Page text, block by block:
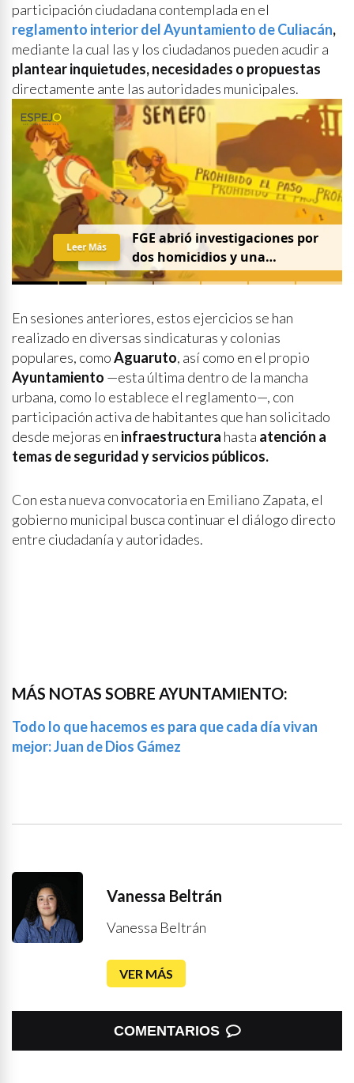
participación ciudadana contemplada en el
reglamento interior del Ayuntamiento de Culiacán,
mediante la cual las y los ciudadanos pueden acudir a
plantear inquietudes, necesidades o propuestas
directamente ante las autoridades municipales.
FGE abrió investigaciones por
dos homicidios y una
desaparición el 7 de agosto
Leer Más
En sesiones anteriores, estos ejercicios se han
realizado en diversas sindicaturas y colonias
populares, comoAguaruto, así como en el propio
Ayuntamiento —esta última dentro de la mancha
urbana, como lo establece el reglamento—, con
participación activa de habitantes que han solicitado
desde mejoras en infraestructura hasta atención a
temas de seguridad y servicios públicos.
Con esta nueva convocatoria en Emiliano Zapata, el
gobierno municipal busca continuar el diálogo directo
entre ciudadanía y autoridades.
MÁS NOTAS SOBRE AYUNTAMIENTO:
Todo lo que hacemos es para que cada día vivan
mejor: Juan de Dios Gámez
Vanessa Beltrán
Vanessa Beltrán
VER MÁS
COMENTARIOS